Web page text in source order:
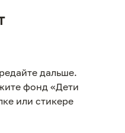
дальше.
фонд «Дети
или стикере